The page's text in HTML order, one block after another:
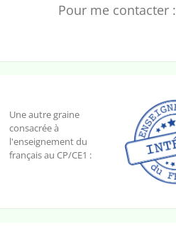
Pour me contacter :
Une autre graine
consacrée à
l'enseignement du
français au CP/CE1 :